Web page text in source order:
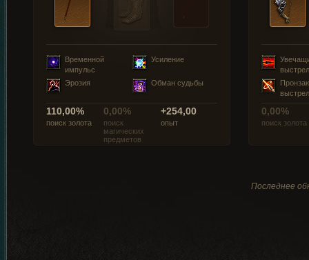
Временной
импульс
Усиление
Эрозия Обман судьбы
110,00%
поиск золота
0,00%
поиск
магических
предметов
+254,00
опыт
выстрел
выстрел
0,00%
поиск золота
Последнее